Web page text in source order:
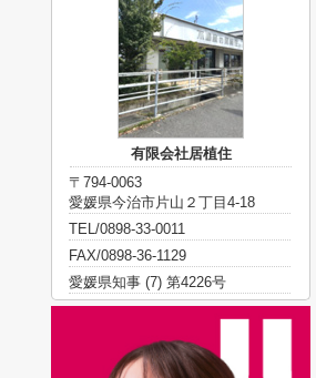
有限会社居植住
〒794-0063
愛媛県今治市片山２丁目4-18
TEL/0898-33-0011
FAX/0898-36-1129
愛媛県知事 (7) 第4226号